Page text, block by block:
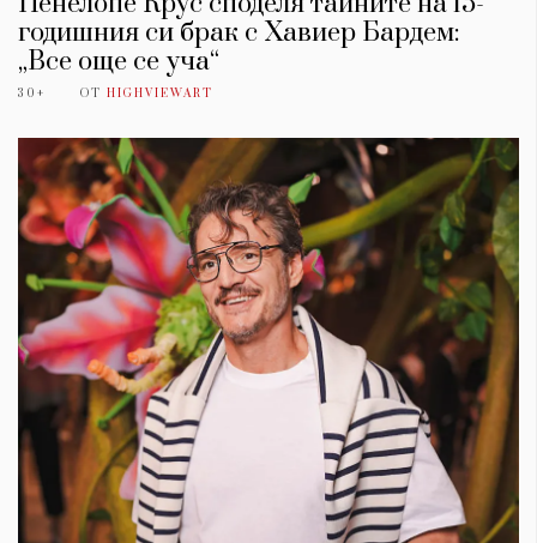
годишния си брак с Хавиер Бардем:
„Все още се уча“
30+ ОТ HIGHVIEWART